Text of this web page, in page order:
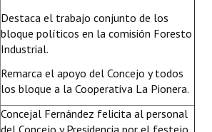
Destaca el trabajo conjunto de los
bloque políticos en la comisión Foresto
Industrial.
Remarca el apoyo del Concejo y todos
los bloque a la Cooperativa La Pionera.
Concejal Fernández felicita al personal
del Concejo y Presidencia por el festejo